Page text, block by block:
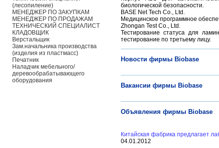
(лесопиление)
МЕНЕДЖЕР ПО ЗАКУПКАМ
МЕНЕДЖЕР ПО ПРОДАЖАМ
ТЕХНИЧЕСКИЙ СПЕЦИАЛИСТ
КЛАДОВЩИК
Верстальщик
Зам.начальника производства
(изделия из пластмасс)
Печатник
Наладчик мебельного/
деревообрабатывающего
оборудования
биологической безопасности.
BASE Net Tech Co., Ltd.
Медицинское программное
Zhongan Test Co., Ltd.
Тестирование статуса для
тестирование по третьему лицу.
Новости фирмы Biobase
Вакансии фирмы Biobase
Объявления фирмы Biobase
Китайская фабрика предлагает
04.01.2012